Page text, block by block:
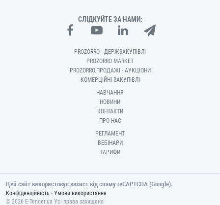
СЛІДКУЙТЕ ЗА НАМИ:
PROZORRO - ДЕРЖЗАКУПІВЛІ
PROZORRO MARKET
PROZORRO.ПРОДАЖІ - АУКЦІОНИ
КОМЕРЦІЙНІ ЗАКУПІВЛІ
НАВЧАННЯ
НОВИНИ
КОНТАКТИ
ПРО НАС
РЕГЛАМЕНТ
ВЕБІНАРИ
ТАРИФИ
Цей сайт використовує захист від спаму reCAPTCHA (Google).
Конфіденційність - Умови використання
© 2026 E-Tender.ua Усі права захищено